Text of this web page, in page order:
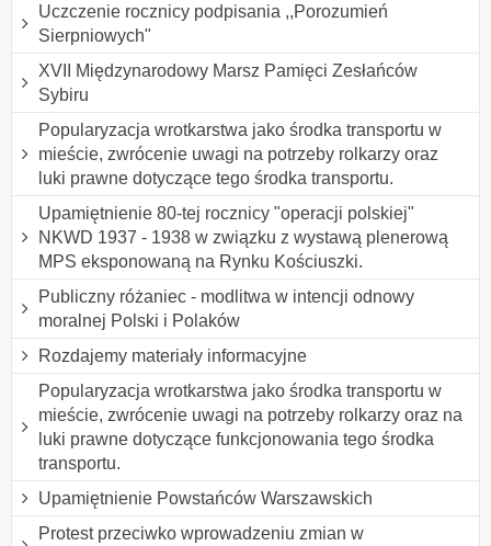
Uczczenie rocznicy podpisania ,,Porozumień
Sierpniowych"
XVII Międzynarodowy Marsz Pamięci Zesłańców
Sybiru
Popularyzacja wrotkarstwa jako środka transportu w
mieście, zwrócenie uwagi na potrzeby rolkarzy oraz
luki prawne dotyczące tego środka transportu.
Upamiętnienie 80-tej rocznicy "operacji polskiej"
NKWD 1937 - 1938 w związku z wystawą plenerową
MPS eksponowaną na Rynku Kościuszki.
Publiczny różaniec - modlitwa w intencji odnowy
moralnej Polski i Polaków
Rozdajemy materiały informacyjne
Popularyzacja wrotkarstwa jako środka transportu w
mieście, zwrócenie uwagi na potrzeby rolkarzy oraz na
luki prawne dotyczące funkcjonowania tego środka
transportu.
Upamiętnienie Powstańców Warszawskich
Protest przeciwko wprowadzeniu zmian w